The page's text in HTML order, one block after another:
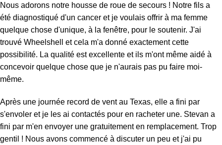
Nous adorons notre housse de roue de secours ! Notre fils a
été diagnostiqué d'un cancer et je voulais offrir à ma femme
quelque chose d'unique, à la fenêtre, pour le soutenir. J'ai
trouvé Wheelshell et cela m'a donné exactement cette
possibilité. La qualité est excellente et ils m'ont même aidé à
concevoir quelque chose que je n'aurais pas pu faire moi-
même.
Après une journée record de vent au Texas, elle a fini par
s'envoler et je les ai contactés pour en racheter une. Stevan a
fini par m'en envoyer une gratuitement en remplacement. Trop
gentil ! Nous avons commencé à discuter un peu et j'ai pu